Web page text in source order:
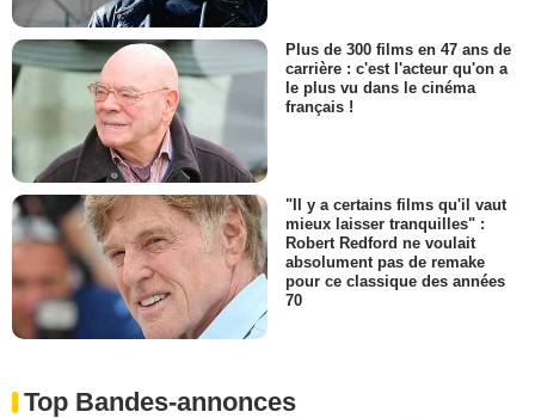
Plus de 300 films en 47 ans de
carrière : c'est l'acteur qu'on a
le plus vu dans le cinéma
français !
"Il y a certains films qu'il vaut
mieux laisser tranquilles" :
Robert Redford ne voulait
absolument pas de remake
pour ce classique des années
70
Top Bandes-annonces